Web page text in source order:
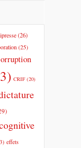
(26)
(25)
CRIF (20)
effets